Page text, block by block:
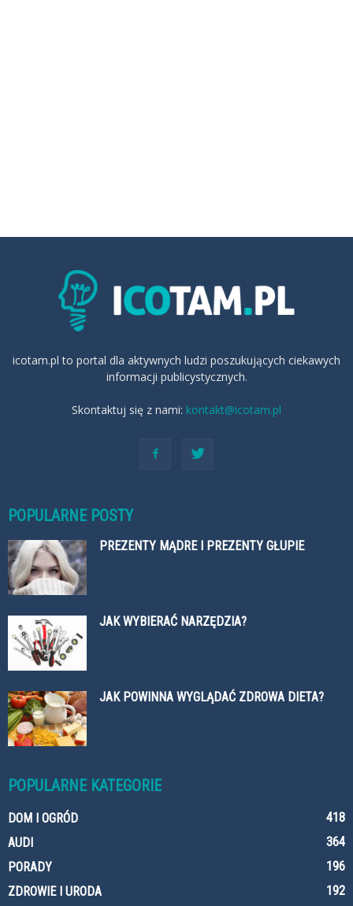
icotam.pl to portal dla aktywnych ludzi poszukujących ciekawych
informacji publicystycznych.
Skontaktuj się z nami: kontakt@icotam.pl
POPULARNE POSTY
PREZENTY MĄDRE I PREZENTY GŁUPIE
JAK WYBIERAĆ NARZĘDZIA?
JAK POWINNA WYGLĄDAĆ ZDROWA DIETA?
POPULARNE KATEGORIE
DOM I OGRÓD
418
AUDI
364
PORADY
196
ZDROWIE I URODA
192